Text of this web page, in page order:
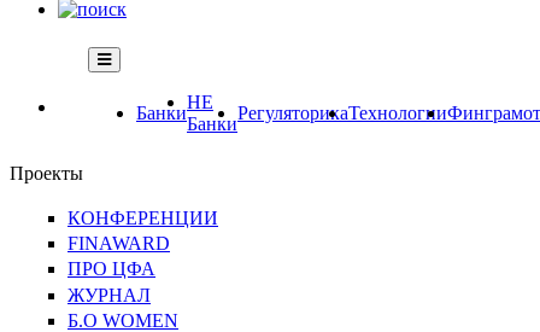
Банки
НЕ
Банки
РегуляторикаТехнологии
Проекты
КОНФЕРЕНЦИИ
FINAWARD
ПРО ЦФА
ЖУРНАЛ
Б.О WOMEN